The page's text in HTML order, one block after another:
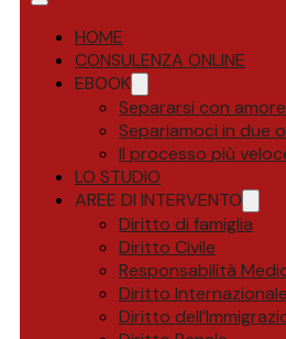
HOME
CONSULENZA ONLINE
EBOOK
Separarsi con
Separiamoci in due
Il processo più
LO STUDIO
AREE DI INTERVENTO
Diritto di famiglia
Diritto Civile
Responsabilità
Diritto
Diritto